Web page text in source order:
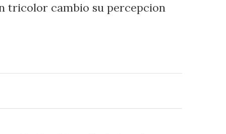
tricolor cambio su percepcion